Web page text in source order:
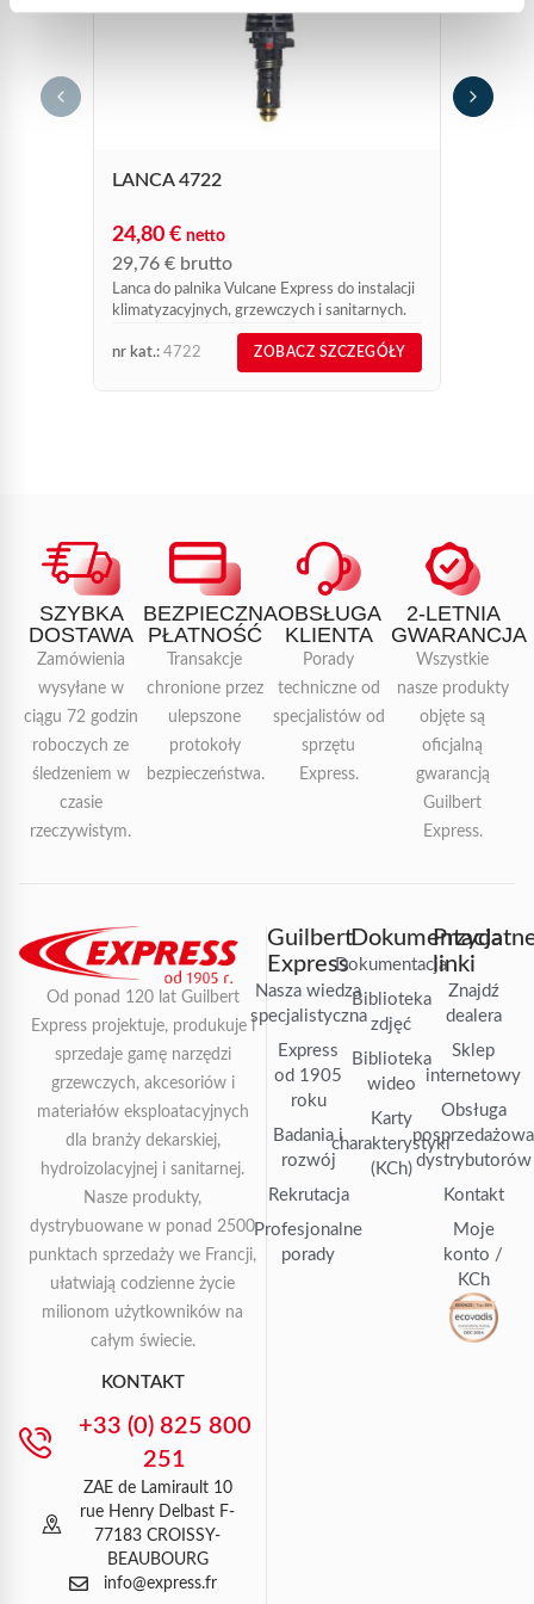
LANCA 4722
24,80 € netto
29,76 € brutto
Lanca do palnika Vulcane Express do instalacji
klimatyzacyjnych, grzewczych i sanitarnych.
nr kat.: 4722 ZOBACZ SZCZEGÓŁY
SZYBKA
DOSTAWA
Zamówienia
wysyłane w
ciągu 72 godzin
roboczych ze
śledzeniem w
czasie
rzeczywistym.
BEZPIECZNA
PŁATNOŚĆ
Transakcje
chronione przez
ulepszone
protokoły
bezpieczeństwa.
OBSŁUGA
KLIENTA
Porady
techniczne od
specjalistów od
sprzętu
Express.
2-LETNIA
GWARANCJA
Wszystkie
nasze produkty
objęte są
oficjalną
gwarancją
Guilbert
Express.
Od ponad 120 lat Guilbert
Express projektuje, produkuje i
sprzedaje gamę narzędzi
grzewczych, akcesoriów i
materiałów eksploatacyjnych
dla branży dekarskiej,
hydroizolacyjnej i sanitarnej.
Nasze produkty,
dystrybuowane w ponad 2500
punktach sprzedaży we Francji,
ułatwiają codzienne życie
milionom użytkowników na
całym świecie.
KONTAKT
+33 (0) 825 800
251
ZAE de Lamirault 10
rue Henry Delbast F-
77183 CROISSY-
BEAUBOURG
info@express.fr
Guilbert
Express
Nasza wiedza
specjalistyczna
Express
od 1905
roku
Badania i
rozwój
Rekrutacja
Profesjonalne
porady
Dokumentacja
Dokumentacja
Biblioteka
zdjęć
Biblioteka
wideo
Karty
charakterystyki
(KCh)
linki
Znajdź
dealera
Sklep
internetowy
Obsługa
posprzedażowa
dystrybutorów
Kontakt
Moje
konto /
KCh